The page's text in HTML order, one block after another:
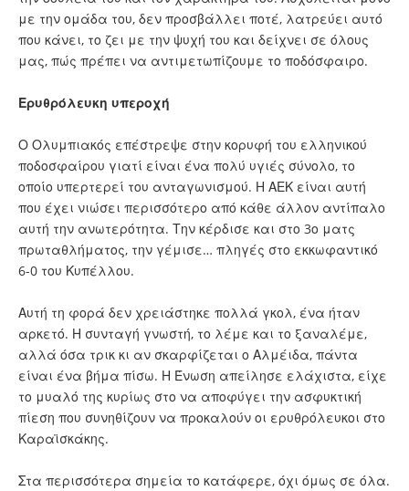
με την ομάδα του, δεν προσβάλλει ποτέ, λατρεύει αυτό
που κάνει, το ζει με την ψυχή του και δείχνει σε όλους
μας, πώς πρέπει να αντιμετωπίζουμε το ποδόσφαιρο.
Ερυθρόλευκη υπεροχή
Ο Ολυμπιακός επέστρεψε στην κορυφή του ελληνικού
ποδοσφαίρου γιατί είναι ένα πολύ υγιές σύνολο, το
οποίο υπερτερεί του ανταγωνισμού. Η ΑΕΚ είναι αυτή
που έχει νιώσει περισσότερο από κάθε άλλον αντίπαλο
αυτή την ανωτερότητα. Την κέρδισε και στο 3ο ματς
πρωταθλήματος, την γέμισε… πληγές στο εκκωφαντικό
6-0 του Κυπέλλου.
Αυτή τη φορά δεν χρειάστηκε πολλά γκολ, ένα ήταν
αρκετό. Η συνταγή γνωστή, το λέμε και το ξαναλέμε,
αλλά όσα τρικ κι αν σκαρφίζεται ο Αλμέιδα, πάντα
είναι ένα βήμα πίσω. Η Ένωση απείλησε ελάχιστα, είχε
το μυαλό της κυρίως στο να αποφύγει την ασφυκτική
πίεση που συνηθίζουν να προκαλούν οι ερυθρόλευκοι στο
Καραϊσκάκης.
Στα περισσότερα σημεία το κατάφερε, όχι όμως σε όλα.